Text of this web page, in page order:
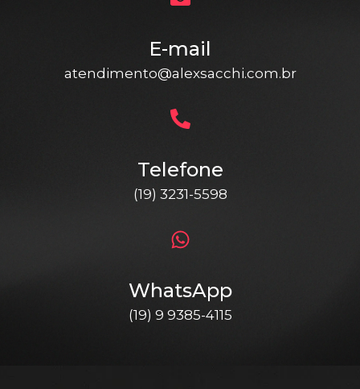
E-mail
atendimento@alexsacchi.com.br
Telefone
(19) 3231-5598
WhatsApp
(19) 9 9385-4115